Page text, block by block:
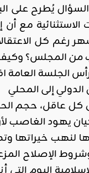
يُطرح على
الاستثنائية
رغم كل
المجلس؟ وكيف
الجلسة العامة
إلى المحلي
كل عاقل، حجم
يهود الغاصب
لنهب خيراتها
الإصلاح